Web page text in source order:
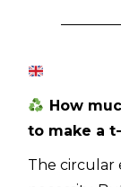
How
to make a
The circular